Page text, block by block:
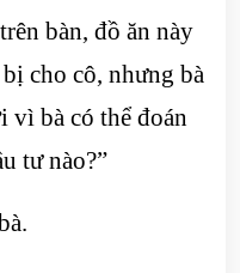
bàn, đồ ăn này
cho cô, nhưng bà
vì bà có thể đoán
tư nào?”